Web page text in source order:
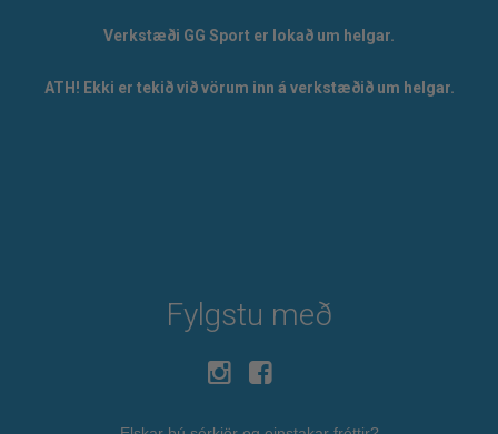
Verkstæði GG Sport er lokað um helgar.
ATH! Ekki er tekið við vörum inn á verkstæðið um helgar.
Fylgstu með